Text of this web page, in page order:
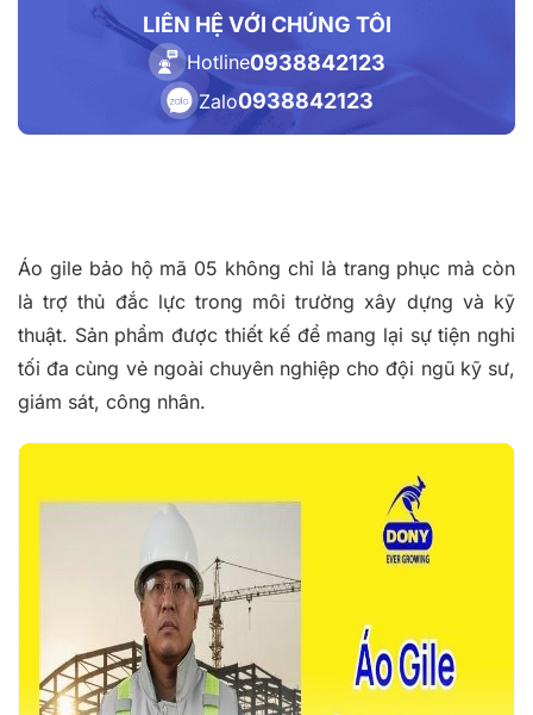
LIÊN HỆ VỚI CHÚNG TÔI
Hotline0938842123
Zalo0938842123
Áo gile bảo hộ mã 05 không chỉ là trang phục mà còn
là trợ thủ đắc lực trong môi trường xây dựng và kỹ
thuật. Sản phẩm được thiết kế để mang lại sự tiện nghi
tối đa cùng vẻ ngoài chuyên nghiệp cho đội ngũ kỹ sư,
giám sát, công nhân.